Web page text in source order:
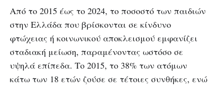
Από το 2015 έως το 2024, το ποσοστό των παιδιών
στην Ελλάδα που βρίσκονται σε κίνδυνο
φτώχειας ή κοινωνικού αποκλεισμού εμφανίζει
σταδιακή μείωση, παραμένοντας ωστόσο σε
υψηλά επίπεδα. Το 2015, το 38% των ατόμων
κάτω των 18 ετών ζούσε σε τέτοιες συνθήκες, ενώ